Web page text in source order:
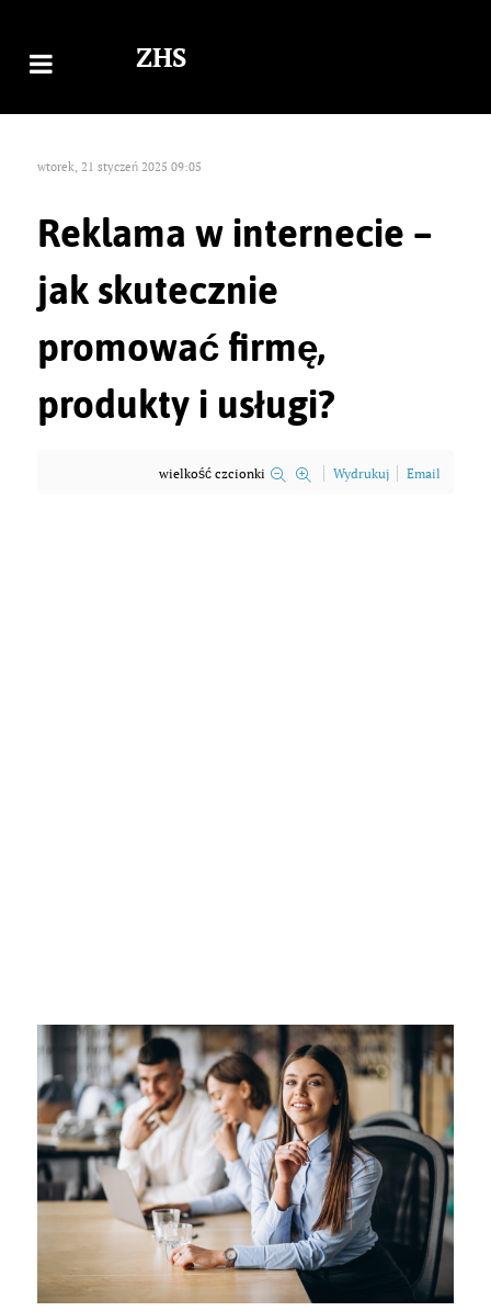
ZHS
wtorek, 21 styczeń 2025 09:05
Reklama w internecie –
jak skutecznie
promować firmę,
produkty i usługi?
wielkość czcionki Wydrukuj Email